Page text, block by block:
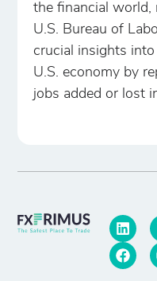
the financial world,
U.S. Bureau of
crucial insights
U.S. economy by
jobs added or lost